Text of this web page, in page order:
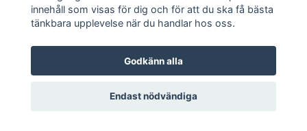
Kontakt Om oss Varför mailingbags? Vilken storlek behöver jag?
© Copyright 2026 Mailingbags.nuChatta via WhatsApp här
innehåll som visas för dig och för att du ska få bästa
tänkbara upplevelse när du handlar hos oss.
Godkänn alla
Endast nödvändiga